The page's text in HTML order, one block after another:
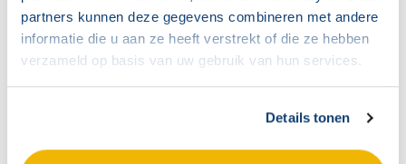
partners kunnen deze gegevens combineren met andere
informatie die u aan ze heeft verstrekt of die ze hebben
verzameld op basis van uw gebruik van hun services.
Details tonen
HR moet het OR-reglement,
organisatieschema’s, personeelsbeleid,
financiële informatie en alle relevante cao-
ondernemingsraad. Deze documenten vormen
de basis voor het effectief functioneren van de